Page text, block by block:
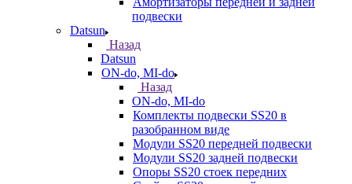
подвески
Datsun
Назад
Datsun
ON-do, MI-do
Назад
ON-do, MI-do
Комплекты подвески SS20 в
разобранном виде
Модули SS20 передней подвески
Модули SS20 задней подвески
Опоры SS20 стоек передних